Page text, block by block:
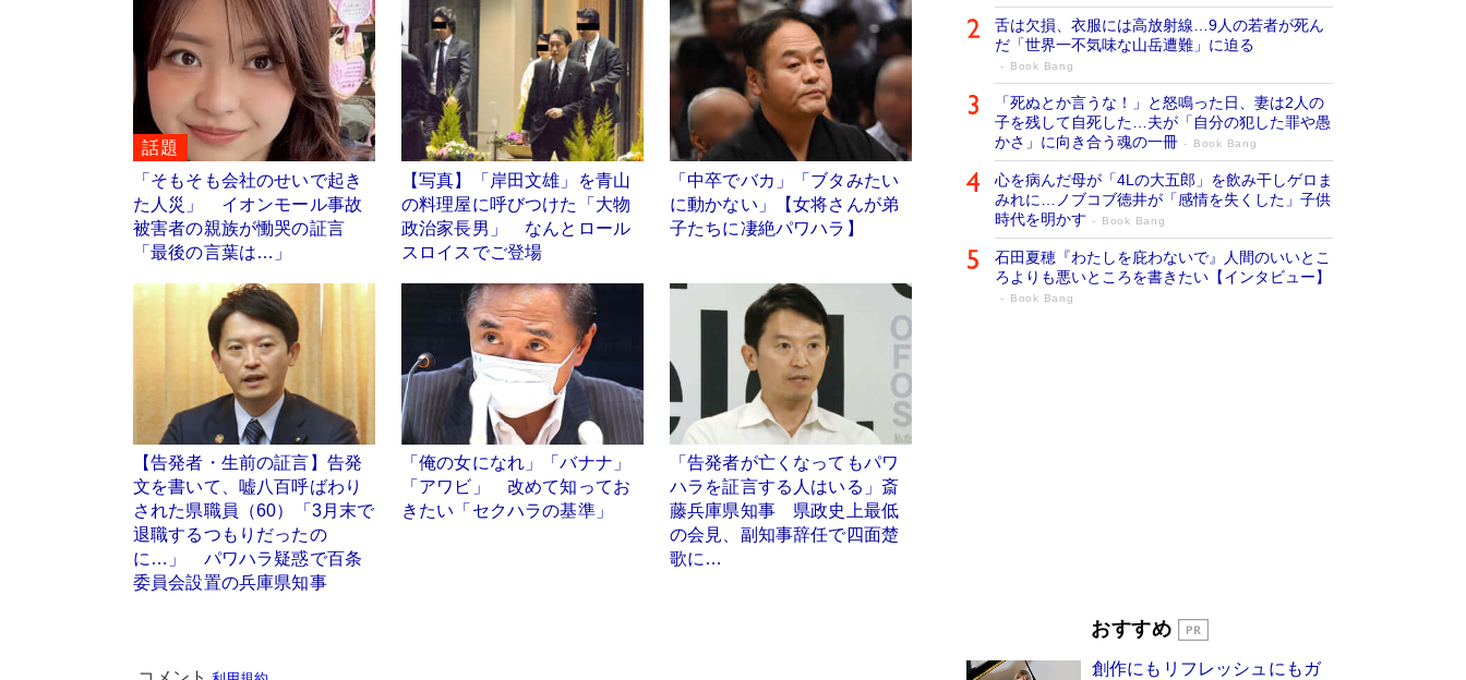
話題
「そもそも会社のせいで起き
た人災」 イオンモール事故
被害者の親族が慟哭の証言
「最後の言葉は…」
【写真】「岸田文雄」を青山
の料理屋に呼びつけた「大物
政治家長男」 なんとロール
スロイスでご登場
「中卒でバカ」「ブタみたい
に動かない」【女将さんが弟
子たちに凄絶パワハラ】
【告発者・生前の証言】告発
文を書いて、嘘八百呼ばわり
された県職員（60）「3月末で
退職するつもりだったの
に…」 パワハラ疑惑で百条
委員会設置の兵庫県知事
「俺の女になれ」「バナナ」
「アワビ」 改めて知ってお
きたい「セクハラの基準」
「告発者が亡くなってもパワ
ハラを証言する人はいる」斎
藤兵庫県知事 県政史上最低
の会見、副知事辞任で四面楚
歌に…
舌は欠損、衣服には高放射線…9人の若者が死ん
だ「世界一不気味な山岳遭難」に迫る
Book Bang
「死ぬとか言うな！」と怒鳴った日、妻は2人の
子を残して自死した…夫が「自分の犯した罪や愚
かさ」に向き合う魂の一冊
Book Bang
心を病んだ母が「4Lの大五郎」を飲み干しゲロま
みれに…ノブコブ徳井が「感情を失くした」子供
時代を明かす
Book Bang
石田夏穂『わたしを庇わないで』人間のいいとこ
ろよりも悪いところを書きたい【インタビュー】
Book Bang
開発への関心を押し上げた18年の物語に幕 特装
Book Bang
おすすめ
創作にもリフレッシュにもガ